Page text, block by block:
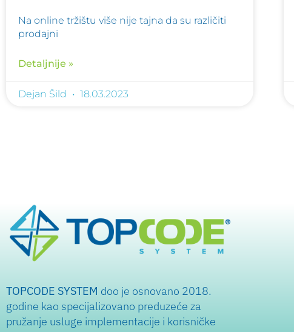
Na online tržištu više nije tajna da su različiti
prodajni
Detaljnije »
Dejan Šild 18.03.2023
TOPCODE SYSTEM doo je osnovano 2018.
godine kao specijalizovano preduzeće za
pružanje usluge implementacije i korisničke